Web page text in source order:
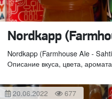
Nordkapp
Nordkapp (Farmhouse Ale -
Описание вкуса, цвета,
20.06.2022 677